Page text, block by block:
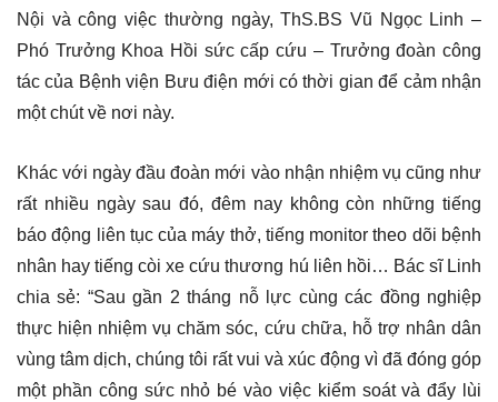
Nội và công việc thường ngày, ThS.BS Vũ Ngọc Linh –
Phó Trưởng Khoa Hồi sức cấp cứu – Trưởng đoàn công
tác của Bệnh viện Bưu điện mới có thời gian để cảm nhận
một chút về nơi này.
Khác với ngày đầu đoàn mới vào nhận nhiệm vụ cũng như
rất nhiều ngày sau đó, đêm nay không còn những tiếng
báo động liên tục của máy thở, tiếng monitor theo dõi bệnh
nhân hay tiếng còi xe cứu thương hú liên hồi… Bác sĩ Linh
chia sẻ: “Sau gần 2 tháng nỗ lực cùng các đồng nghiệp
thực hiện nhiệm vụ chăm sóc, cứu chữa, hỗ trợ nhân dân
vùng tâm dịch, chúng tôi rất vui và xúc động vì đã đóng góp
một phần công sức nhỏ bé vào việc kiểm soát và đẩy lùi